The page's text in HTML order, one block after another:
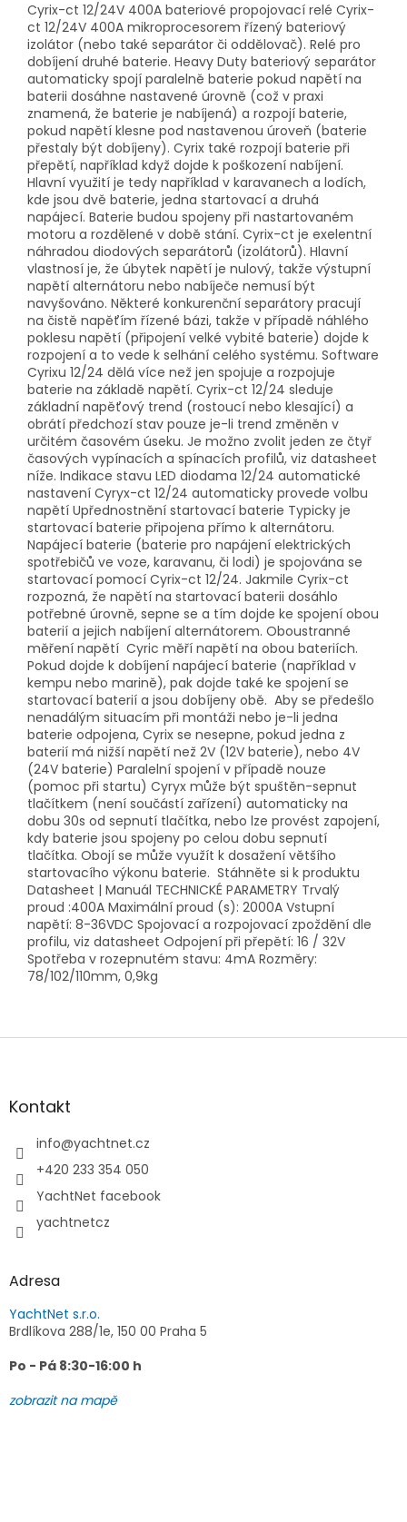
Cyrix-ct 12/24V 400A bateriové propojovací relé Cyrix-
ct 12/24V 400A mikroprocesorem řízený bateriový
izolátor (nebo také separátor či oddělovač). Relé pro
dobíjení druhé baterie. Heavy Duty bateriový separátor
automaticky spojí paralelně baterie pokud napětí na
baterii dosáhne nastavené úrovně (což v praxi
znamená, že baterie je nabíjená) a rozpojí baterie,
pokud napětí klesne pod nastavenou úroveň (baterie
přestaly být dobíjeny). Cyrix také rozpojí baterie při
přepětí, například když dojde k poškození nabíjení.
Hlavní využití je tedy například v karavanech a lodích,
kde jsou dvě baterie, jedna startovací a druhá
napájecí. Baterie budou spojeny při nastartovaném
motoru a rozdělené v době stání. Cyrix-ct je exelentní
náhradou diodových separátorů (izolátorů). Hlavní
vlastnosí je, že úbytek napětí je nulový, takže výstupní
napětí alternátoru nebo nabíječe nemusí být
navyšováno. Některé konkurenční separátory pracují
na čistě napěťím řízené bázi, takže v případě náhlého
poklesu napětí (připojení velké vybité baterie) dojde k
rozpojení a to vede k selhání celého systému. Software
Cyrixu 12/24 dělá více než jen spojuje a rozpojuje
baterie na základě napětí. Cyrix-ct 12/24 sleduje
základní napěťový trend (rostoucí nebo klesající) a
obrátí předchozí stav pouze je-li trend změněn v
určitém časovém úseku. Je možno zvolit jeden ze čtyř
časových vypínacích a spínacích profilů, viz datasheet
níže. Indikace stavu LED diodama 12/24 automatické
nastavení Cyryx-ct 12/24 automaticky provede volbu
napětí Upřednostnění startovací baterie Typicky je
startovací baterie připojena přímo k alternátoru.
Napájecí baterie (baterie pro napájení elektrických
spotřebičů ve voze, karavanu, či lodi) je spojována se
startovací pomocí Cyrix-ct 12/24. Jakmile Cyrix-ct
rozpozná, že napětí na startovací baterii dosáhlo
potřebné úrovně, sepne se a tím dojde ke spojení obou
baterií a jejich nabíjení alternátorem. Oboustranné
měření napětí Cyric měří napětí na obou bateriích.
Pokud dojde k dobíjení napájecí baterie (například v
kempu nebo marině), pak dojde také ke spojení se
startovací baterií a jsou dobíjeny obě. Aby se předešlo
nenadálým situacím při montáži nebo je-li jedna
baterie odpojena, Cyrix se nesepne, pokud jedna z
baterií má nižší napětí než 2V (12V baterie), nebo 4V
(24V baterie) Paralelní spojení v případě nouze
(pomoc při startu) Cyryx může být spuštěn-sepnut
tlačítkem (není součástí zařízení) automaticky na
dobu 30s od sepnutí tlačítka, nebo lze provést zapojení,
kdy baterie jsou spojeny po celou dobu sepnutí
tlačítka. Obojí se může využít k dosažení většího
startovacího výkonu baterie. Stáhněte si k produktu
Datasheet | Manuál TECHNICKÉ PARAMETRY Trvalý
proud :400A Maximální proud (s): 2000A Vstupní
napětí: 8-36VDC Spojovací a rozpojovací zpoždění dle
profilu, viz datasheet Odpojení při přepětí: 16 / 32V
Spotřeba v rozepnutém stavu: 4mA Rozměry:
78/102/110mm, 0,9kg
Z
aKontakt
info@yachtnet.cz
+420 233 354 050
YachtNet facebook
yachtnetcz
Adresa
YachtNet s.r.o.
Brdlíkova 288/1e, 150 00 Praha 5
Po - Pá 8:30-16:00 h
zobrazit na mapě